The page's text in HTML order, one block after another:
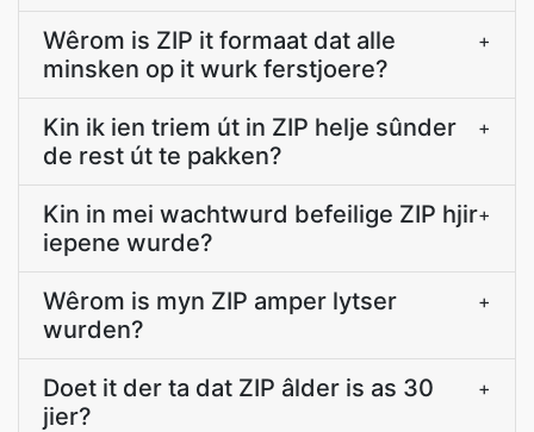
Wêrom is ZIP it formaat dat alle
minsken op it wurk ferstjoere?
+
Kin ik ien triem út in ZIP helje sûnder
de rest út te pakken?
+
Kin in mei wachtwurd befeilige ZIP hjir
iepene wurde?
+
Wêrom is myn ZIP amper lytser
wurden?
+
Doet it der ta dat ZIP âlder is as 30
jier?
+